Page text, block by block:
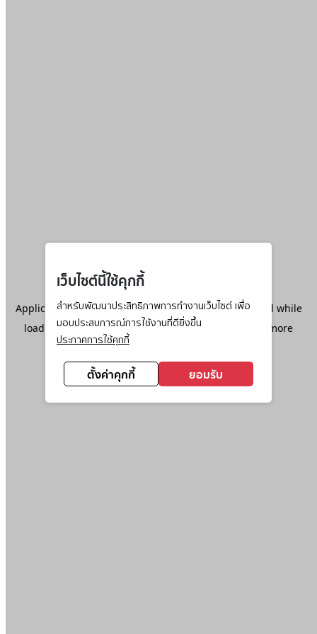
เว็บไซต์นี้ใช้คุกกี้
สำหรับพัฒนาประสิทธิภาพการทำงานเว็บไซต์ เพื่อ
มอบประสบการณ์การใช้งานที่ดียิ่งขึ้น
ประกาศการใช้คุกกี้
ตั้งค่าคุกกี้ ยอมรับ
Application error: aclient-side exception has occurred while
loadingwww.ktc.co.th(see the browser console
for more
information).